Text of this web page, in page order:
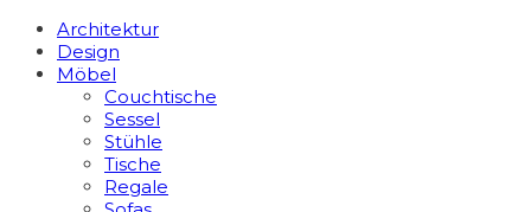
Architektur
Design
Möbel
Couchtische
Sessel
Stühle
Tische
Regale